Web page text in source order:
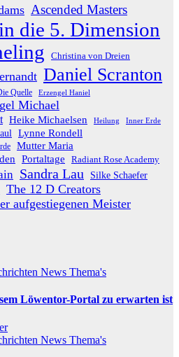
Ascended Masters
die 5. Dimension
Christina von Dreien
Daniel Scranton
Quelle Erzengel Haniel
Michael
Heike Michaelsen Heilung Inner Erde
Lynne Rondell
Mutter Maria
Portaltage Radiant Rose Academy
Sandra Lau Silke Schaefer
The 12 D Creators
aufgestiegenen Meister
News Thema's
Löwentor-Portal zu erwarten ist
News Thema's